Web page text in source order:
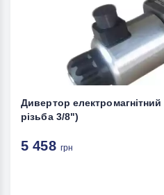
Дивертор електромагнітний
різьба 3/8")
5 458 грн